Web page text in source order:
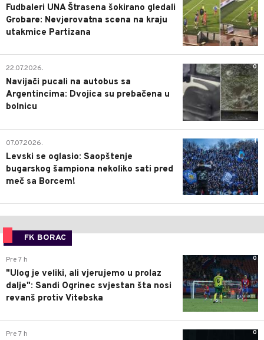
Fudbaleri UNA Štrasena šokirano gledali
Grobare: Nevjerovatna scena na kraju
utakmice Partizana
0
22.07.2026.
Navijači pucali na autobus sa
Argentincima: Dvojica su prebačena u
bolnicu
1
07.07.2026.
Levski se oglasio: Saopštenje
bugarskog šampiona nekoliko sati pred
meč sa Borcem!
FK BORAC
0
Pre 7 h
"Ulog je veliki, ali vjerujemo u prolaz
dalje": Sandi Ogrinec svjestan šta nosi
revanš protiv Vitebska
0
Pre 7 h